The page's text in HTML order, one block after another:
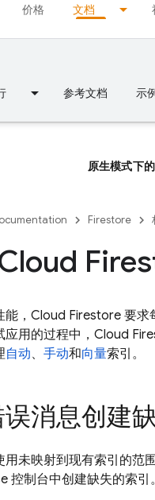
价格 文档
参考文档 示
原生模式下
Firestore
， Cloud Firestore 要求
用的过程中， Cloud
自动、 手动和向量索引。
消息创建
用未映射到现有索引的范
控制台中创建缺失的索引。